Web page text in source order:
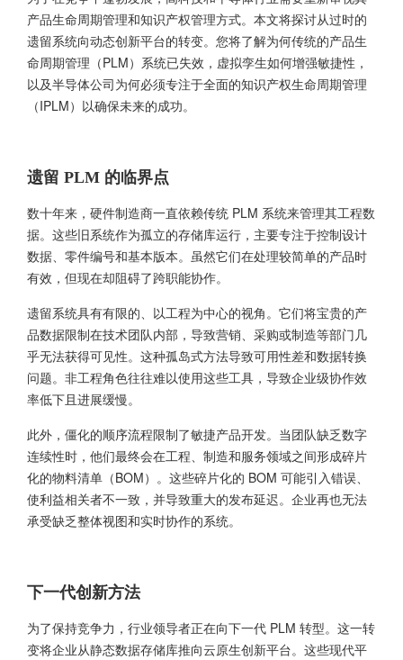
产品生命周期管理和知识产权管理方式。本文将探讨从过时的
遗留系统向动态创新平台的转变。您将了解为何传统的产品生
命周期管理（PLM）系统已失效，虚拟孪生如何增强敏捷性，
以及半导体公司为何必须专注于全面的知识产权生命周期管理
（IPLM）以确保未来的成功。
遗留 PLM 的临界点
数十年来，硬件制造商一直依赖传统 PLM 系统来管理其工程数
据。这些旧系统作为孤立的存储库运行，主要专注于控制设计
数据、零件编号和基本版本。虽然它们在处理较简单的产品时
有效，但现在却阻碍了跨职能协作。
遗留系统具有有限的、以工程为中心的视角。它们将宝贵的产
品数据限制在技术团队内部，导致营销、采购或制造等部门几
乎无法获得可见性。这种孤岛式方法导致可用性差和数据转换
问题。非工程角色往往难以使用这些工具，导致企业级协作效
率低下且进展缓慢。
此外，僵化的顺序流程限制了敏捷产品开发。当团队缺乏数字
连续性时，他们最终会在工程、制造和服务领域之间形成碎片
化的物料清单（BOM）。这些碎片化的 BOM 可能引入错误、
使利益相关者不一致，并导致重大的发布延迟。企业再也无法
承受缺乏整体视图和实时协作的系统。
下一代创新方法
为了保持竞争力，行业领导者正在向下一代 PLM 转型。这一转
变将企业从静态数据存储库推向云原生创新平台。这些现代平